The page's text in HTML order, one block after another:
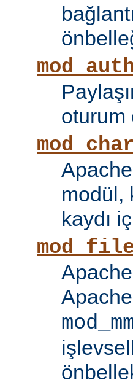
oturum
modül,
kaydı